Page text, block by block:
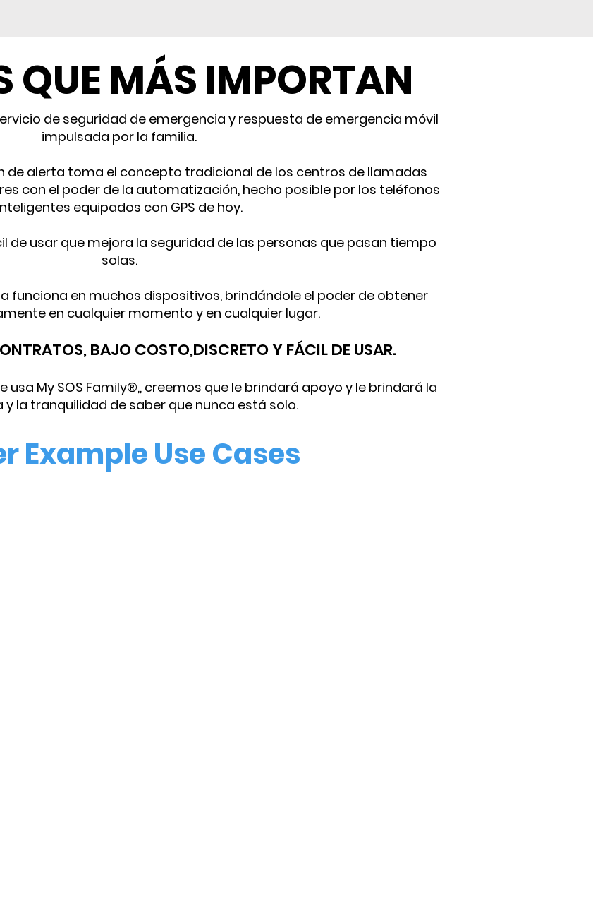
QUE MÁS IMPORTAN
de seguridad de emergencia y respuesta de emergencia móvil
impulsada por la familia.
de alerta toma el concepto tradicional de los centros de llamadas
con el poder de la automatización, hecho posible por los teléfonos
equipados con GPS de hoy.
de usar que mejora la seguridad de las personas que pasan tiempo
solas.
funciona en muchos dispositivos, brindándole el poder de obtener
en cualquier momento y en cualquier lugar.
BAJO COSTO,DISCRETO Y FÁCIL DE USAR.
usa My SOS Family®,, creemos que le brindará apoyo y le brindará la
y la tranquilidad de saber que nunca está solo.
Example Use Cases